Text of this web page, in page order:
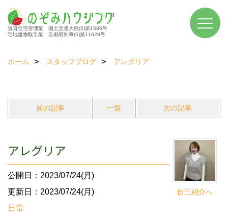
賃貸住宅管理業 国土交通大臣(2)第1586号
宅地建物取引業 京都府知事(5)第11623号
ホーム スタッフブログ アレグリア
前の記事 一覧 次の記事
自己紹介へ
アレグリア
公開日：2023/07/24(月)
更新日：2023/07/24(月)
日常